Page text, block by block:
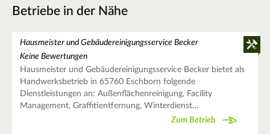
Betriebe in der Nähe
Hausmeister und Gebäudereinigungsservice Becker
Keine Bewertungen
Hausmeister und Gebäudereinigungsservice Becker bietet als
Handwerksbetrieb in 65760 Eschborn folgende
Dienstleistungen an: Außenflächenreinigung, Facility
Management, Graffitientfernung, Winterdienst…
Zum Betrieb